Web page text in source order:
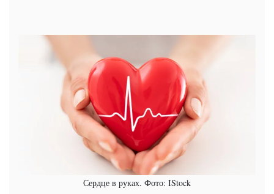
Сердце в руках. Фото: IStock